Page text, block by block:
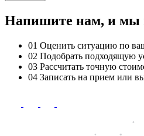
Напишите нам, и мы
01 Оценить ситуацию по
02 Подобрать подходящую
03 Рассчитать точную
04 Записать на прием или